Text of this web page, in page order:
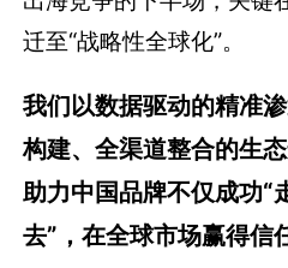
迁至“战略性全球化”。
我们以数据驱动的精准
构建、全渠道整合的生
助力中国品牌不仅成功“
去”，在全球市场赢得信